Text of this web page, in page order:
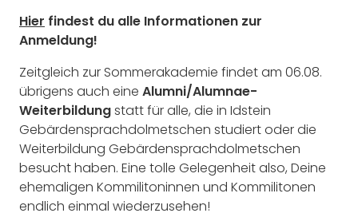
Hier findest du alle Informationen zur
Anmeldung!
Zeitgleich zur Sommerakademie findet am 06.08.
übrigens auch eine Alumni/Alumnae-
Weiterbildungstatt für alle, die in Idstein
Gebärdensprachdolmetschen studiert oder die
Weiterbildung Gebärdensprachdolmetschen
besucht haben. Eine tolle Gelegenheit also, Deine
ehemaligen Kommilitoninnen und Kommilitonen
endlich einmal wiederzusehen!